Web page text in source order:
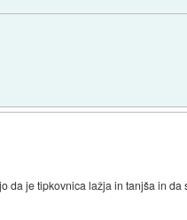
da je tipkovnica lažja in tanjša in